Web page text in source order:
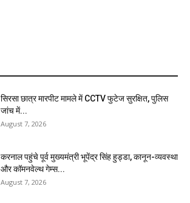
सिरसा छात्र मारपीट मामले में CCTV फुटेज सुरक्षित, पुलिस
जांच में...
August 7, 2026
करनाल पहुंचे पूर्व मुख्यमंत्री भूपेंद्र सिंह हुड्डा, कानून-व्यवस्था
और कॉमनवेल्थ गेम्स...
August 7, 2026